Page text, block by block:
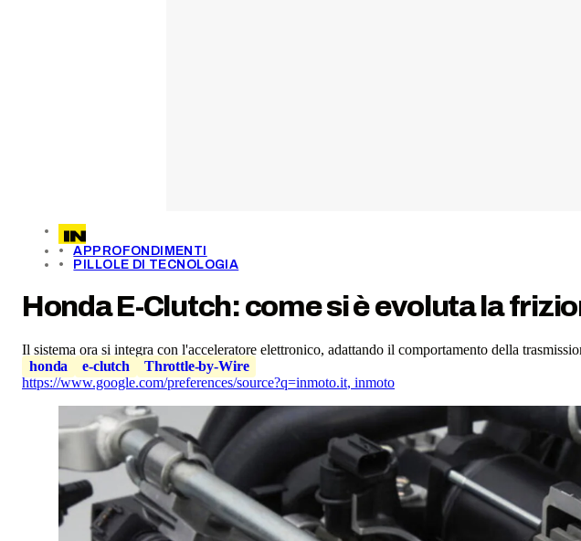
APPROFONDIMENTI
PILLOLE DI TECNOLOGIA
Honda E-Clutch: come si è evoluta la
Il sistema ora si integra con l'acceleratore elettronico, adattando il comportamento della
honda
e-clutch
Throttle-by-Wire
https://www.google.com/preferences/source?q=inmoto.it, inmoto